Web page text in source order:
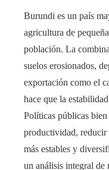
Burundi es un país
agricultura de
población. La
suelos erosionados,
exportación como el
hace que la
Políticas públicas bien
productividad, reducir
más estables y
un análisis integral de